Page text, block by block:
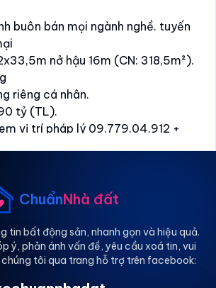
buôn bán mọi ngành nghề. tuyến
nở hậu 16m (CN: 318,5m²).
riêng cá nhân.
tỷ (TL).
vị trí pháp lý 09.779.04.912 +
ChuẩnNhà đất
tin bất động sản, nhanh gọn và hiệu quả.
ý, phản ánh vấn đề, yêu cầu xoá tin, vui
tôi qua trang hỗ trợ trên facebook: